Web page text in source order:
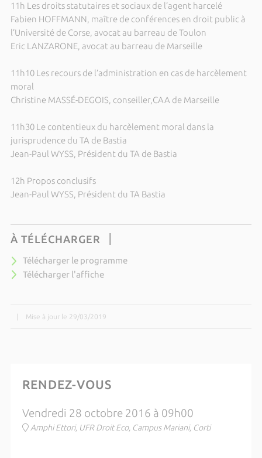
11h Les droits statutaires et sociaux de l’agent harcelé
Fabien HOFFMANN, maître de conférences en droit public à
l’Université de Corse, avocat au barreau de Toulon
Eric LANZARONE, avocat au barreau de Marseille
11h10 Les recours de l’administration en cas de harcèlement
moral
Christine MASSÉ-DEGOIS, conseiller,CAA de Marseille
11h30 Le contentieux du harcèlement moral dans la
jurisprudence du TA de Bastia
Jean-Paul WYSS, Président du TA de Bastia
12h Propos conclusifs
Jean-Paul WYSS, Président du TA Bastia
À TÉLÉCHARGER
Télécharger le programme
Télécharger l'affiche
Mise à jour le 29/03/2019
RENDEZ-VOUS
Vendredi 28 octobre 2016 à 09h00
Amphi Ettori, UFR Droit Eco, Campus Mariani, Corti